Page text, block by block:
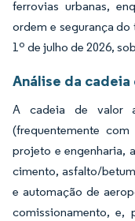
ferrovias urbanas,
ordem e segurança
1º de julho de 2026,
Análise da
A cadeia de valor
(frequentemente
projeto e engenharia,
cimento, asfalto/
e automação de
comissionamento, e,